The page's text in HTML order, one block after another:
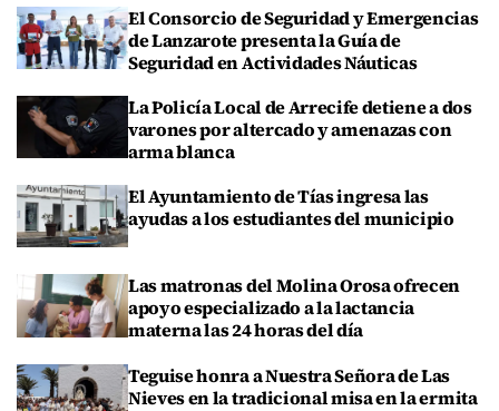
El Consorcio de Seguridad y Emergencias
de Lanzarote presenta la Guía de
Seguridad en Actividades Náuticas
La Policía Local de Arrecife detiene a dos
varones por altercado y amenazas con
arma blanca
El Ayuntamiento de Tías ingresa las
ayudas a los estudiantes del municipio
Las matronas del Molina Orosa ofrecen
apoyo especializado a la lactancia
materna las 24 horas del día
Teguise honra a Nuestra Señora de Las
Nieves en la tradicional misa en la ermita